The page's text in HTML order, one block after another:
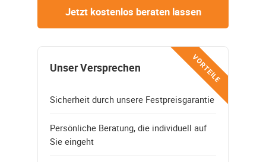
Jetzt kostenlos beraten lassen
VORTEILE
Unser Versprechen
Sicherheit durch unsere Festpreisgarantie
Persönliche Beratung, die individuell auf
Sie eingeht